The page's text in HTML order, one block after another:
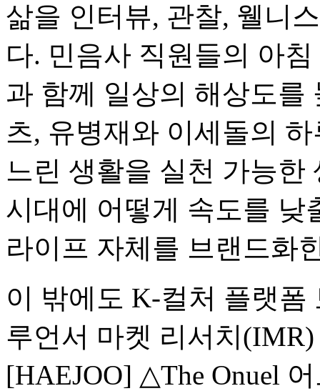
삶을 인터뷰, 관찰, 웰니
다. 민음사 직원들의 아
과 함께 일상의 해상도를
츠, 유병재와 이세돌의
느린 생활을 실천 가능한
시대에 어떻게 속도를 낮
라이프 자체를 브랜드화
이 밖에도 K-컬처 플랫
루언서 마켓 리서치
[HAEJOO] △The Onuel